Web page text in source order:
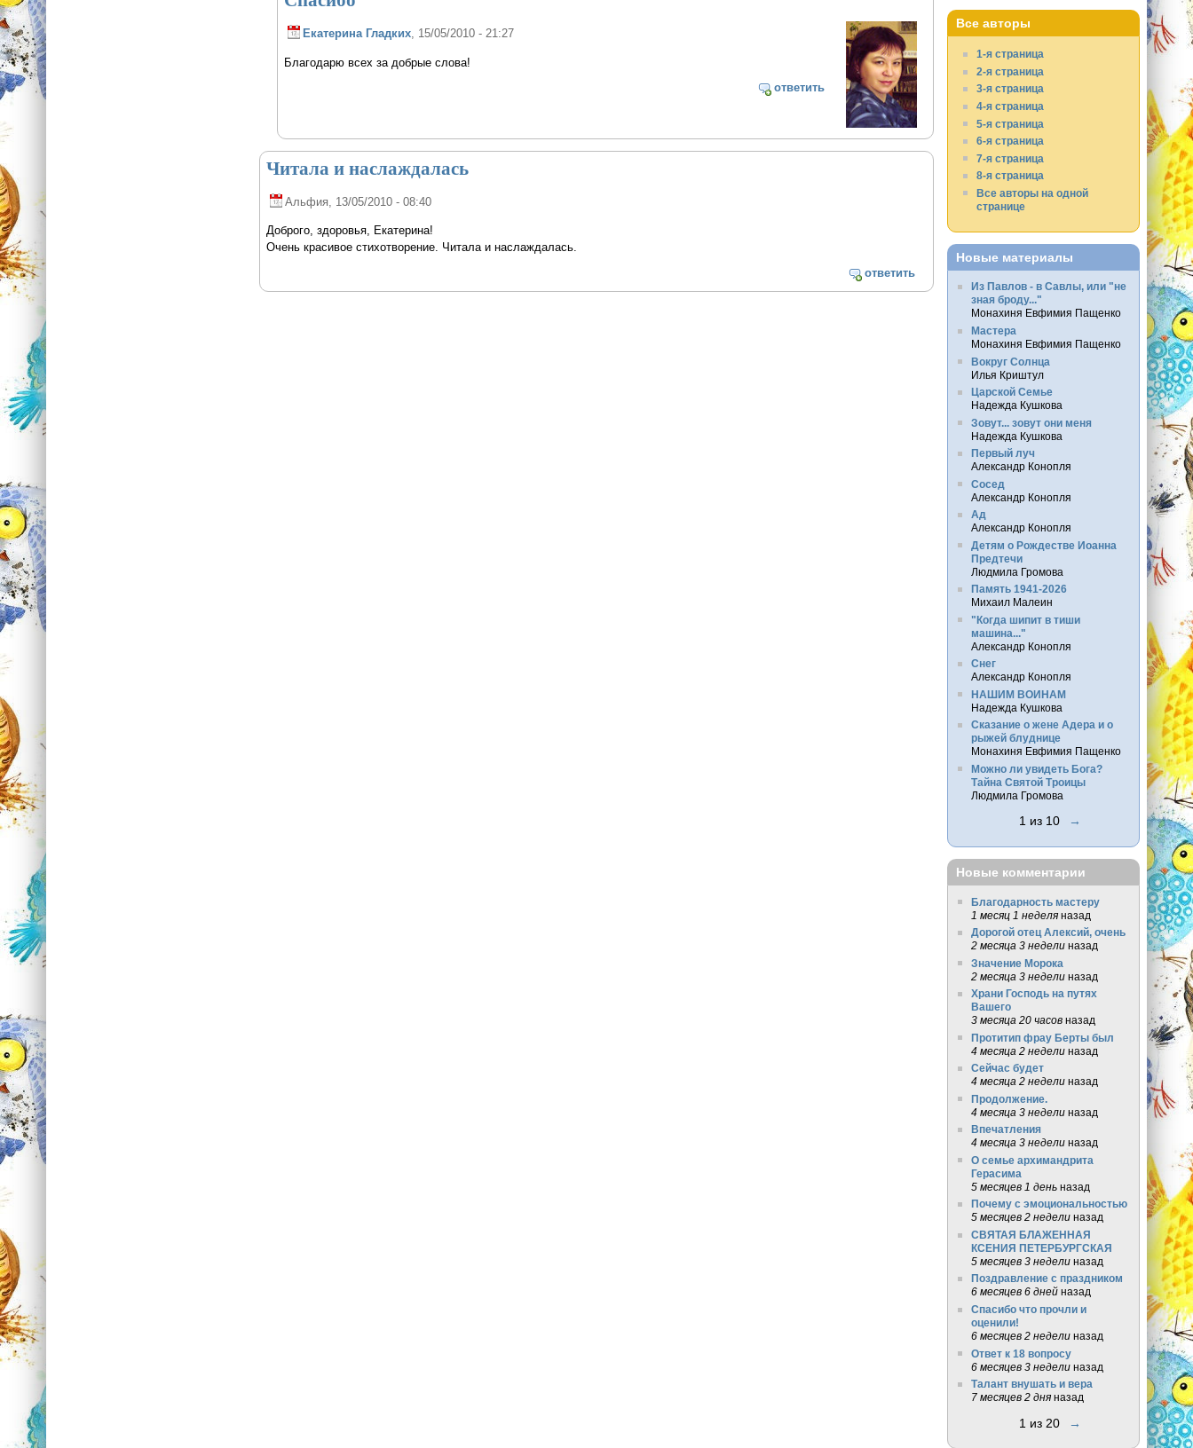
Екатерина Гладких, 15/05/2010 - 21:27
Благодарю всех за добрые слова!
ответить
Читала и наслаждалась
Альфия , 13/05/2010 - 08:40
Доброго, здоровья, Екатерина!
Очень красивое стихотворение. Читала и наслаждалась.
ответить
Все авторы
1-я страница
2-я страница
3-я страница
4-я страница
5-я страница
6-я страница
7-я страница
8-я страница
Все авторы на одной
странице
Новые материалы
Из Павлов - в Савлы, или "не
зная броду..."
Монахиня Евфимия Пащенко
Мастера
Монахиня Евфимия Пащенко
Вокруг Солнца
Илья Криштул
Царской Семье
Надежда Кушкова
Зовут... зовут они меня
Надежда Кушкова
Первый луч
Александр Конопля
Сосед
Александр Конопля
Ад
Александр Конопля
Детям о Рождестве Иоанна
Предтечи
Людмила Громова
Память 1941-2026
Михаил Малеин
"Когда шипит в тиши
машина..."
Александр Конопля
Снег
Александр Конопля
НАШИМ ВОИНАМ
Надежда Кушкова
Сказание о жене Адера и о
рыжей блуднице
Монахиня Евфимия Пащенко
Можно ли увидеть Бога?
Тайна Святой Троицы
Людмила Громова
1 из 10 →
Новые комментарии
Благодарность мастеру
1 месяц 1 неделяназад
Дорогой отец Алексий, очень
2 месяца 3 неделиназад
Значение Морока
2 месяца 3 неделиназад
Храни Господь на путях
Вашего
3 месяца 20 часовназад
Протитип фрау Берты был
4 месяца 2 неделиназад
Сейчас будет
4 месяца 2 неделиназад
Продолжение.
4 месяца 3 неделиназад
Впечатления
4 месяца 3 неделиназад
О семье архимандрита
Герасима
5 месяцев 1 деньназад
Почему с эмоциональностью
5 месяцев 2 неделиназад
СВЯТАЯ БЛАЖЕННАЯ
КСЕНИЯ ПЕТЕРБУРГСКАЯ
5 месяцев 3 неделиназад
Поздравление с праздником
6 месяцев 6 днейназад
Спасибо что прочли и
оценили!
6 месяцев 2 неделиназад
Ответ к 18 вопросу
6 месяцев 3 неделиназад
Талант внушать и вера
7 месяцев 2 дняназад
1 из 20 →